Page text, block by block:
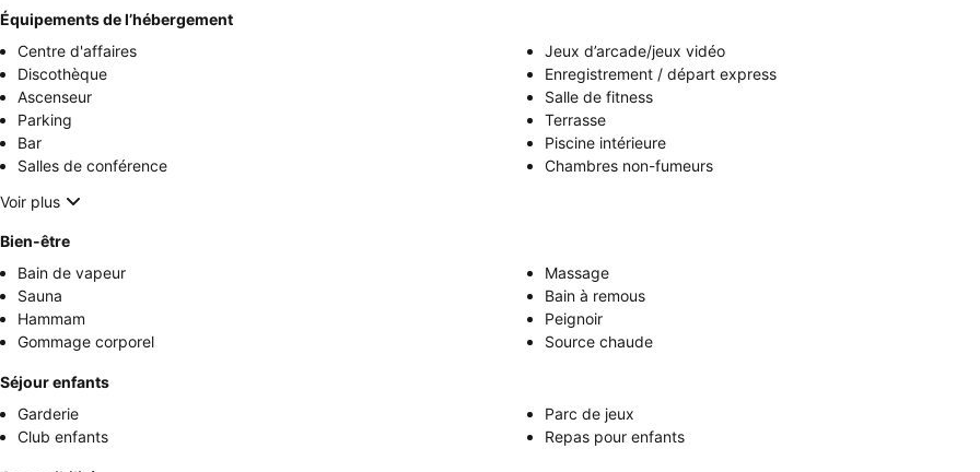
Équipements de l’hébergement
Centre d'affaires
Jeux d’arcade/jeux vidéo
Discothèque
Enregistrement / départ express
Ascenseur
Salle de fitness
Parking
Terrasse
Bar
Piscine intérieure
Salles de conférence
Chambres non-fumeurs
Voir plus
Bien-être
Bain de vapeur
Massage
Sauna
Bain à remous
Hammam
Peignoir
Gommage corporel
Source chaude
Séjour enfants
Garderie
Parc de jeux
Club enfants
Repas pour enfants